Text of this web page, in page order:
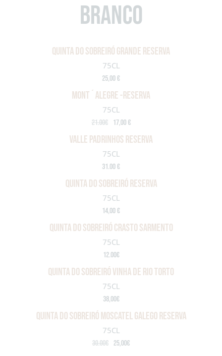
BRANCO
QUINTA DO SOBREIRÓ GRANDE RESERVA
75CL
25,00 €
MONT´ALEGRE -RESERVA
75CL
21.00€ 17,00 €
VALLE PADRINHOS RESERVA
75CL
31.00 €
QUINTA DO SOBREIRÓ RESERVA
75CL
14,00 €
QUINTA DO SOBREIRÓ CRASTO SARMENTO
75CL
12.00€
QUINTA DO SOBREIRÓ VINHA DE RIO TORTO
75CL
38,00€
Quinta do Sobreiró Moscatel Galego Reserva
75CL
30.00€ 25,00€